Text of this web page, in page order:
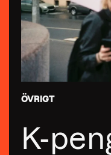
ÖVRIGT
K-